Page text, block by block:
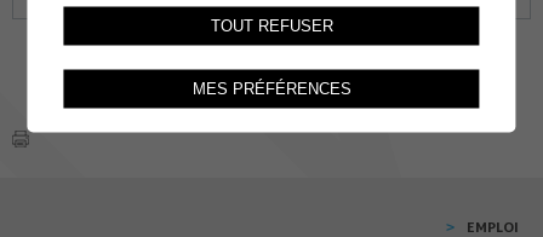
EMPLOI
TOUT REFUSER
MES PRÉFÉRENCES